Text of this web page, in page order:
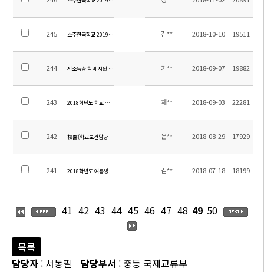
245 소주한국학교 2019학년도 교원 초빙 공고 김** 2018-10-10 19511
244 저소득층 학비 지원 안내 기** 2018-09-07 19882
243 2018학년도 학교 만족도 조사(학부모 만족도 조사 설문지)
채** 2018-09-03 22281
242 校醫(학교보건담당직) 채용 공고 은** 2018-08-29 17929
241 2018학년도 여름방학 안내 가정통신문 김** 2018-07-18 18199
41 42 43 44 45 46 47 48 49 50
목록
담당자 : 서동필 담당부서 : 중등 국제교류부